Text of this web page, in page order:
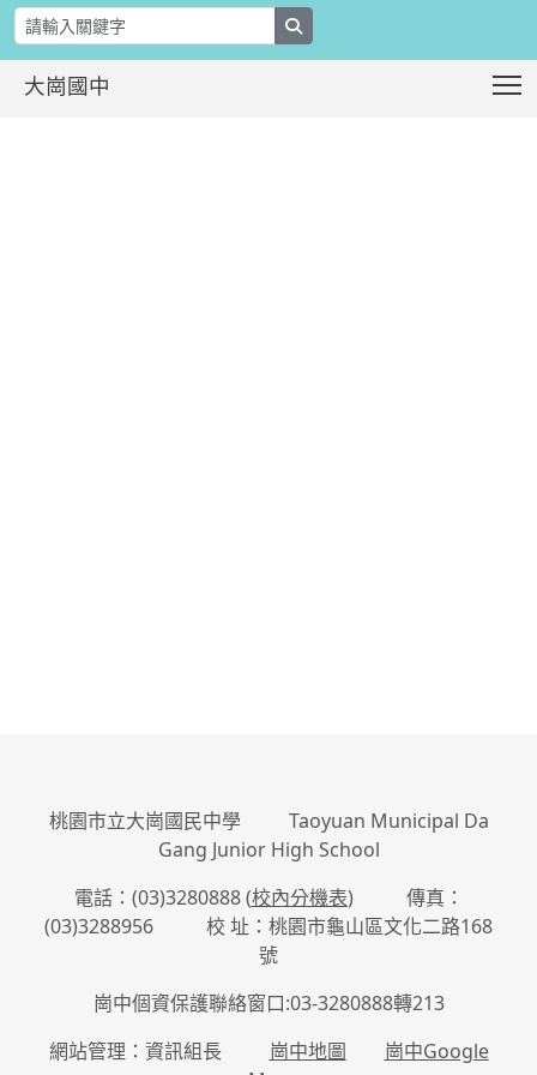
大崗國中
桃園市立大崗國民中學 Taoyuan Municipal Da
Gang Junior High School
電話：(03)3280888 (校內分機表) 傳真：
(03)3288956 校 址：桃園市龜山區文化二路168
號
崗中個資保護聯絡窗口:03-3280888轉213
網站管理：資訊組長 崗中地圖
崗中Google